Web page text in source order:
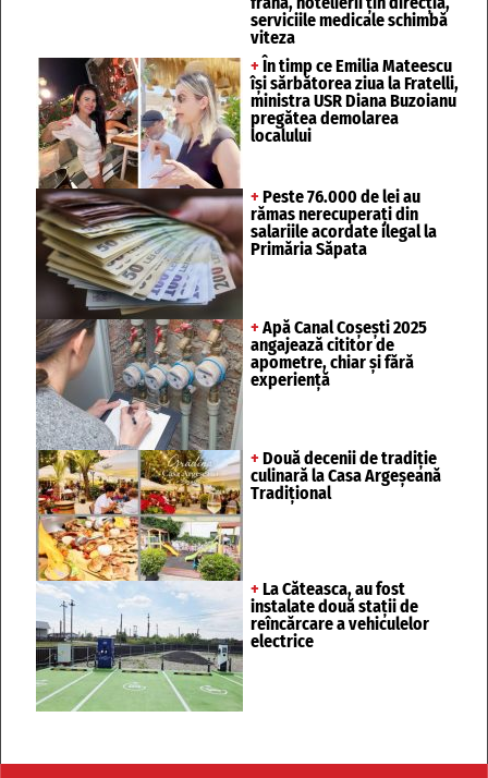
serviciile medicale schimbă
viteza
+ În timp ce Emilia Mateescu
își sărbătorea ziua la Fratelli,
ministra USR Diana Buzoianu
pregătea demolarea
localului
+ Peste 76.000 de lei au
rămas nerecuperați din
salariile acordate ilegal la
Primăria Săpata
+ Apă Canal Coșești 2025
angajează cititor de
apometre, chiar și fără
experiență
+ Două decenii de tradiție
culinară la Casa Argeșeană
Tradițional
+ La Căteasca, au fost
instalate două stații de
reîncărcare a vehiculelor
electrice